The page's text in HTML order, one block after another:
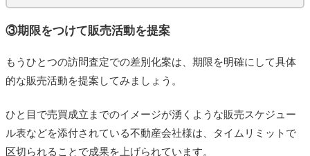
③期限をつけて販売活動を提案
もうひとつの訪問査定での差別化案は、期限を明確にして具体
的な販売活動を提案してみましょう。
ひと目で売買成立までのイメージが湧くような販売スケジュー
ル表などを添付されている不動産会社様は、タイムリミットで
区切られることで成果を上げられています。